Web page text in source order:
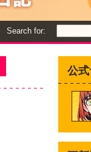
Search for:
公